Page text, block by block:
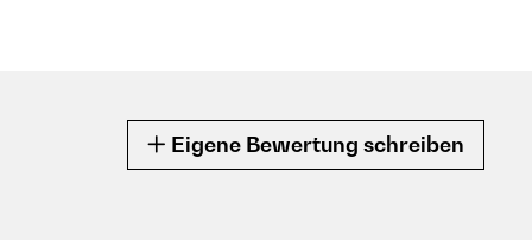
Eigene Bewertung schreiben